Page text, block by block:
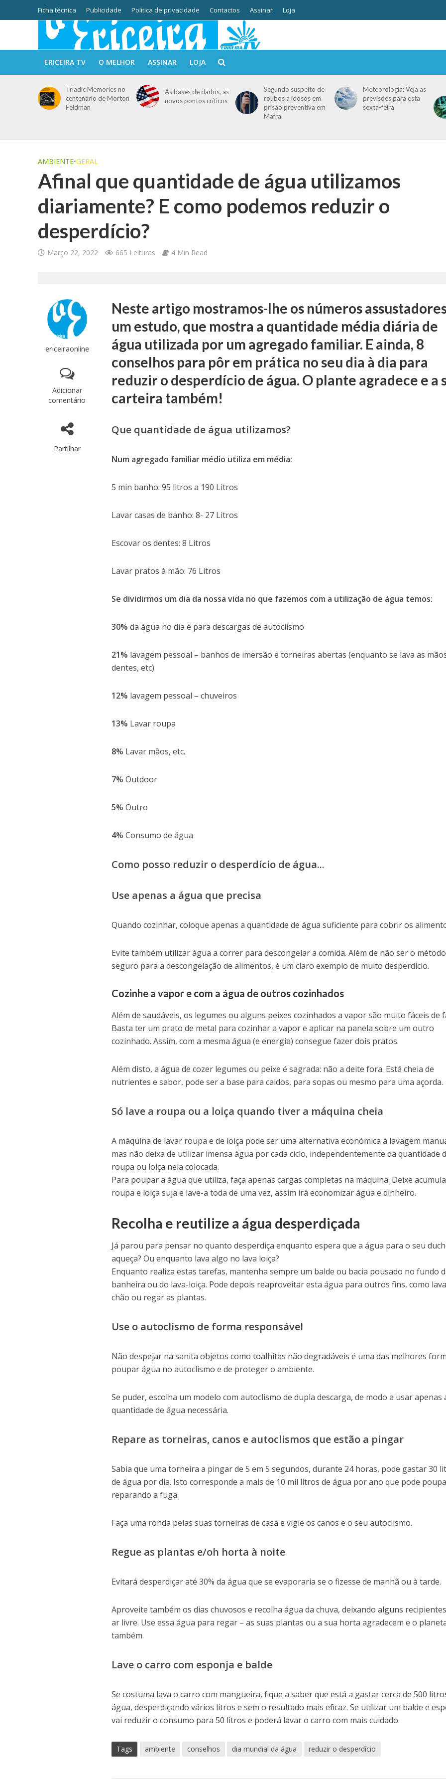
Ficha técnica Publicidade Política de privacidade Contactos Assinar Loja
ERICEIRA TV O MELHOR ASSINAR LOJA
Triadic Memories no
centenário de Morton
Feldman
As bases de dados, as
novos pontos críticos
Segundo suspeito de
roubos a idosos em
prisão preventiva em
Mafra
Meteorologia: Veja as
previsões para esta
sexta-feira
AMBIENTE•GERAL
Afinal que quantidade de água utilizamos
diariamente? E como podemos reduzir o
desperdício?
Março 22, 2022 665 Leituras 4 Min Read
ericeiraonline
Adicionar
comentário
Partilhar
Neste artigo mostramos-lhe os números
um estudo, que mostra a quantidade média diária de
água utilizada por um agregado familiar. E ainda, 8
conselhos para pôr em prática no seu dia à dia para
reduzir o desperdício de água. O plante agradece e a
carteira também!
Que quantidade de água utilizamos?
Num agregado familiar médio utiliza em média:
5 min banho: 95 litros a 190 Litros
Lavar casas de banho: 8- 27 Litros
Escovar os dentes: 8 Litros
Lavar pratos à mão: 76 Litros
Se dividirmos um dia da nossa vida no que fazemos com a utilização de água temos:
30% da água no dia é para descargas de autoclismo
21% lavagem pessoal – banhos de imersão e torneiras abertas (enquanto se lava as
dentes, etc)
12% lavagem pessoal – chuveiros
13% Lavar roupa
8% Lavar mãos, etc.
7% Outdoor
5% Outro
4%Consumo de água
Como posso reduzir o desperdício de água...
Use apenas a água que precisa
Quando cozinhar, coloque apenas a quantidade de água suficiente para cobrir os
Evite também utilizar água a correr para descongelar a comida. Além de não ser o
seguro para a descongelação de alimentos, é um claro exemplo de muito desperdício.
Cozinhe a vapor e com a água de outros cozinhados
Além de saudáveis, os legumes ou alguns peixes cozinhados a vapor são muito fáceis de
Basta ter um prato de metal para cozinhar a vapor e aplicar na panela sobre um outro
cozinhado. Assim, com a mesma água (e energia) consegue fazer dois pratos.
Além disto, a água de cozer legumes ou peixe é sagrada: não a deite fora. Está cheia de
nutrientes e sabor, pode ser a base para caldos, para sopas ou mesmo para uma açorda.
Só lave a roupa ou a loiça quando tiver a máquina cheia
A máquina de lavar roupa e de loiça pode ser uma alternativa económica à lavagem
mas não deixa de utilizar imensa água por cada ciclo, independentemente da quantidade
roupa ou loiça nela colocada.
Para poupar a água que utiliza, faça apenas cargas completas na máquina. Deixe
roupa e loiça suja e lave-a toda de uma vez, assim irá economizar água e dinheiro.
Recolha e reutilize a água desperdiçada
Já parou para pensar no quanto desperdiça enquanto espera que a água para o seu
aqueça? Ou enquanto lava algo no lava loiça?
Enquanto realiza estas tarefas, mantenha sempre um balde ou bacia pousado no fundo
banheira ou do lava-loiça. Pode depois reaproveitar esta água para outros fins, como
chão ou regar as plantas.
Use o autoclismo de forma responsável
Não despejar na sanita objetos como toalhitas não degradáveis é uma das melhores
poupar água no autoclismo e de proteger o ambiente.
Se puder, escolha um modelo com autoclismo de dupla descarga, de modo a usar apenas
quantidade de água necessária.
Repare as torneiras, canos e autoclismos que estão a pingar
Sabia que uma torneira a pingar de 5 em 5 segundos, durante 24 horas, pode gastar 30
de água por dia. Isto corresponde a mais de 10 mil litros de água por ano que pode
reparando a fuga.
Faça uma ronda pelas suas torneiras de casa e vigie os canos e o seu autoclismo.
Regue as plantas e/oh horta à noite
Evitará desperdiçar até 30% da água que se evaporaria se o fizesse de manhã ou à tarde.
Aproveite também os dias chuvosos e recolha água da chuva, deixando alguns
ar livre. Use essa água para regar – as suas plantas ou a sua horta agradecem e o
também.
Lave o carro com esponja e balde
Se costuma lava o carro com mangueira, fique a saber que está a gastar cerca de 500
água, desperdiçando vários litros e sem o resultado mais eficaz. Se utilizar um balde e
vai reduzir o consumo para 50 litros e poderá lavar o carro com mais cuidado.
Tags ambiente conselhos dia mundial da água reduzir o desperdício